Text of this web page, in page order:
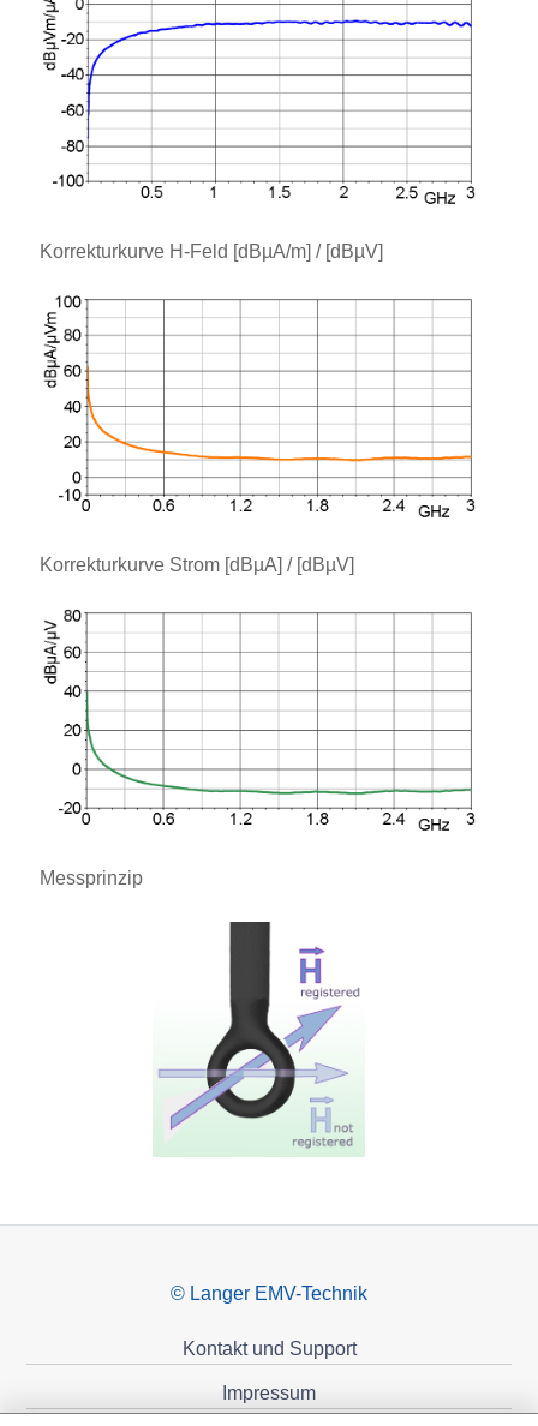
Korrekturkurve H-Feld [dBµA/m] / [dBµV]
Korrekturkurve Strom [dBµA] / [dBµV]
Messprinzip
© Langer EMV-Technik
Kontakt und Support
Impressum